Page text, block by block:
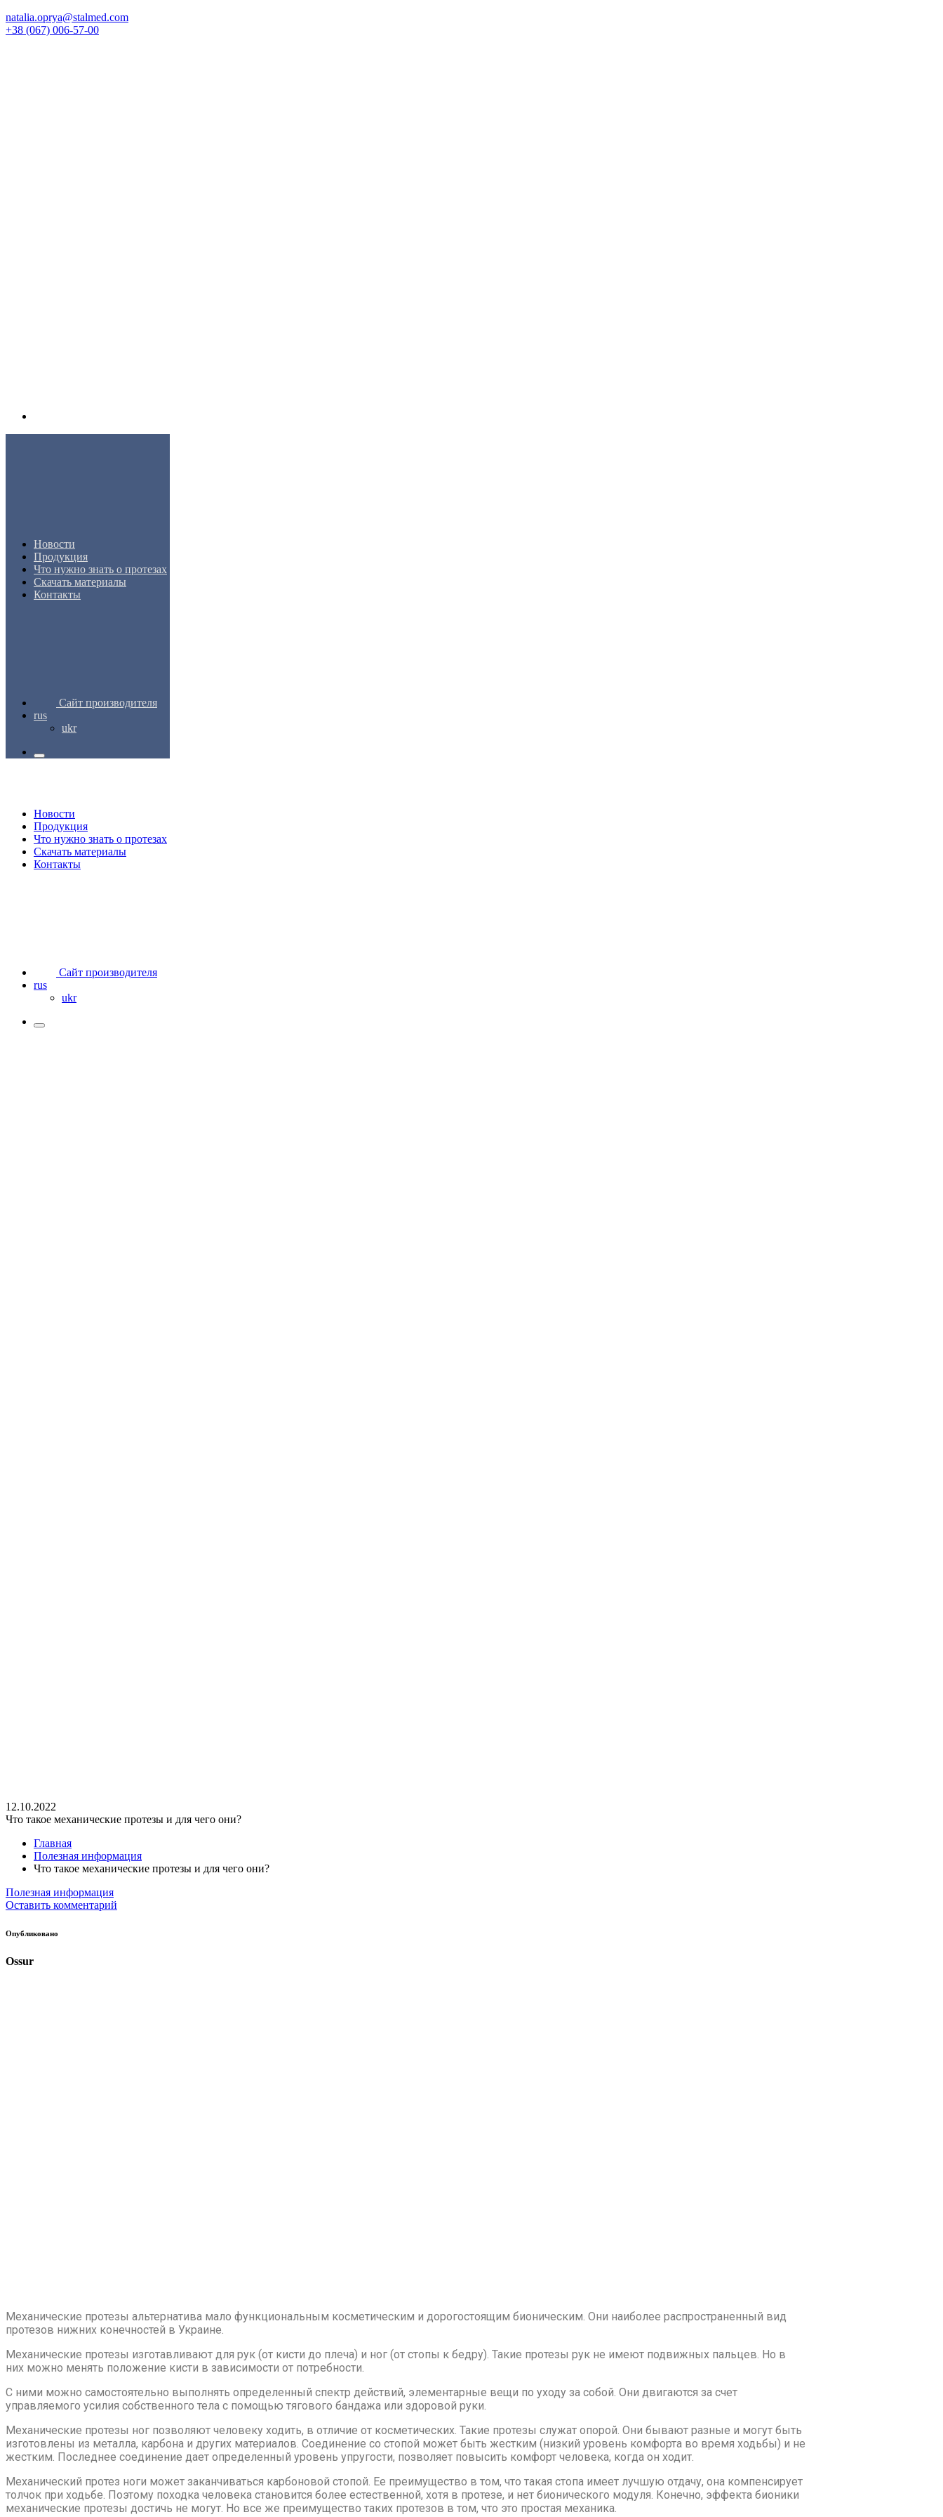
natalia.oprya@stalmed.com
+38 (067) 006-57-00
Новости
Продукция
Что нужно знать о протезах
Скачать материалы
Контакты
Сайт производителя
rus
ukr
Новости
Продукция
Что нужно знать о протезах
Скачать материалы
Контакты
Сайт производителя
rus
ukr
12.10.2022
Что такое механические протезы и для чего они?
Главная
Полезная информация
Что такое механические протезы и для чего они?
Полезная информация
Оставить комментарий
Опубликовано
Ossur
Механические протезы альтернатива мало функциональным косметическим и дорогостоящим бионическим. Они наиболее распространенный вид
протезов нижних конечностей в Украине.
Механические протезы изготавливают для рук (от кисти до плеча) и ног (от стопы к бедру). Такие протезы рук не имеют подвижных пальцев. Но в
них можно менять положение кисти в зависимости от потребности.
С ними можно самостоятельно выполнять определенный спектр действий, элементарные вещи по уходу за собой. Они двигаются за счет
управляемого усилия собственного тела с помощью тягового бандажа или здоровой руки.
Механические протезы ног позволяют человеку ходить, в отличие от косметических. Такие протезы служат опорой. Они бывают разные и могут быть
изготовлены из металла, карбона и других материалов. Соединение со стопой может быть жестким (низкий уровень комфорта во время ходьбы) и не
жестким. Последнее соединение дает определенный уровень упругости, позволяет повысить комфорт человека, когда он ходит.
Механический протез ноги может заканчиваться карбоновой стопой. Ее преимущество в том, что такая стопа имеет лучшую отдачу, она компенсирует
толчок при ходьбе. Поэтому походка человека становится более естественной, хотя в протезе, и нет бионического модуля. Конечно, эффекта бионики
механические протезы достичь не могут. Но все же преимущество таких протезов в том, что это простая механика.